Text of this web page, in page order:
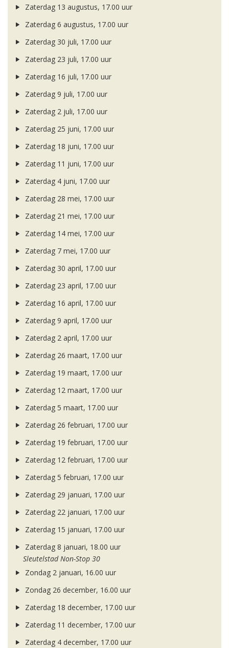
Zaterdag 13 augustus, 17.00 uur
Zaterdag 6 augustus, 17.00 uur
Zaterdag 30 juli, 17.00 uur
Zaterdag 23 juli, 17.00 uur
Zaterdag 16 juli, 17.00 uur
Zaterdag 9 juli, 17.00 uur
Zaterdag 2 juli, 17.00 uur
Zaterdag 25 juni, 17.00 uur
Zaterdag 18 juni, 17.00 uur
Zaterdag 11 juni, 17.00 uur
Zaterdag 4 juni, 17.00 uur
Zaterdag 28 mei, 17.00 uur
Zaterdag 21 mei, 17.00 uur
Zaterdag 14 mei, 17.00 uur
Zaterdag 7 mei, 17.00 uur
Zaterdag 30 april, 17.00 uur
Zaterdag 23 april, 17.00 uur
Zaterdag 16 april, 17.00 uur
Zaterdag 9 april, 17.00 uur
Zaterdag 2 april, 17.00 uur
Zaterdag 26 maart, 17.00 uur
Zaterdag 19 maart, 17.00 uur
Zaterdag 12 maart, 17.00 uur
Zaterdag 5 maart, 17.00 uur
Zaterdag 26 februari, 17.00 uur
Zaterdag 19 februari, 17.00 uur
Zaterdag 12 februari, 17.00 uur
Zaterdag 5 februari, 17.00 uur
Zaterdag 29 januari, 17.00 uur
Zaterdag 22 januari, 17.00 uur
Zaterdag 15 januari, 17.00 uur
Zaterdag 8 januari, 18.00 uur
Sleutelstad Non-Stop 30
Zondag 2 januari, 16.00 uur
Zondag 26 december, 16.00 uur
Zaterdag 18 december, 17.00 uur
Zaterdag 11 december, 17.00 uur
Zaterdag 4 december, 17.00 uur